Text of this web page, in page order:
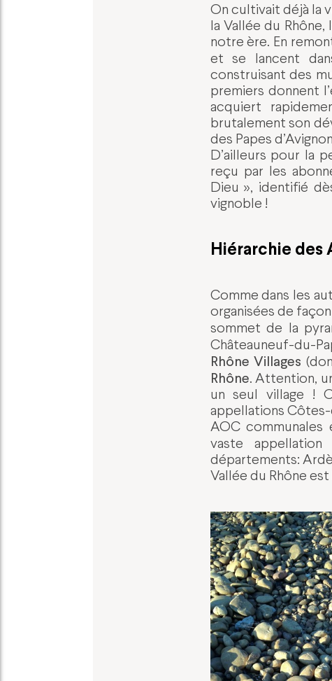
On cultivait déjà la
la Vallée du
notre ère. En
et se lancent
construisant des
premiers donnent
acquiert
brutalement son
des Papes
D’ailleurs pour la
reçu par les
Dieu », identifié
vignoble !
Hiérarchie des
Comme dans les
organisées de
sommet de la
Châteauneuf-du-
Rhône Villages
Rhône. Attention,
un seul village !
appellations Côtes-
AOC
vaste appellation
départements:
Vallée du Rhône